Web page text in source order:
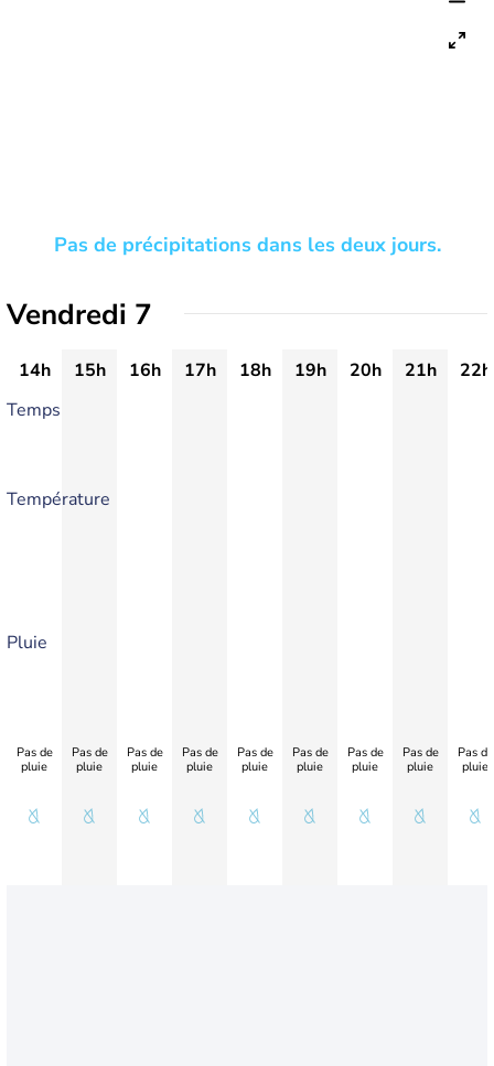
Pas de précipitations dans les deux jours.
Vendredi 7
14h 15h 16h 17h 18h 19h 20h 21h
22h
Temps
Température
Pluie
Pas de
pluie
Pas de
pluie
Pas de
pluie
Pas de
pluie
Pas de
pluie
Pas de
pluie
Pas de
pluie
Pas de
pluie
Pas de
pluie